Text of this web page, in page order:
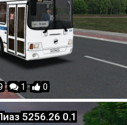
· 1 · 0
5256.26 0.1